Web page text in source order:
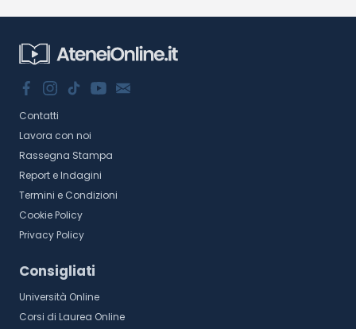
Contatti
Lavora con noi
Rassegna Stampa
Report e Indagini
Termini e Condizioni
Cookie Policy
Privacy Policy
Consigliati
Università Online
Corsi di Laurea Online